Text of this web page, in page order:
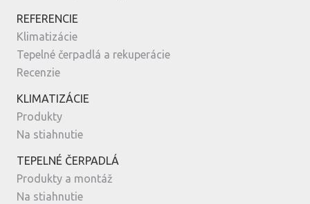
REFERENCIE
Klimatizácie
Tepelné čerpadlá a rekuperácie
Recenzie
KLIMATIZÁCIE
Produkty
Na stiahnutie
TEPELNÉ ČERPADLÁ
Produkty a montáž
Na stiahnutie